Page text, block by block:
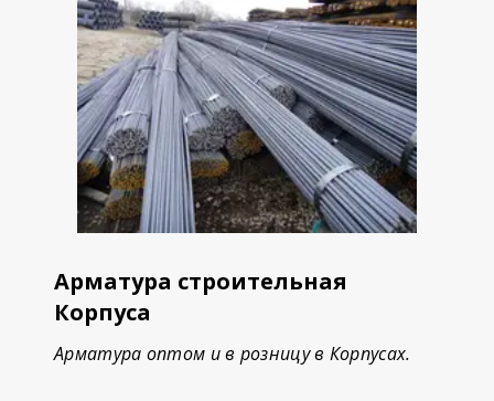
Арматура строительная
Корпуса
Арматура оптом и в розницу в Корпусах.